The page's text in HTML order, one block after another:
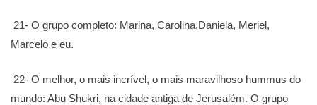
21- O grupo completo: Marina, Carolina,Daniela, Meriel,
Marcelo e eu.
22- O melhor, o mais incrível, o mais maravilhoso hummus do
mundo: Abu Shukri, na cidade antiga de Jerusalém. O grupo